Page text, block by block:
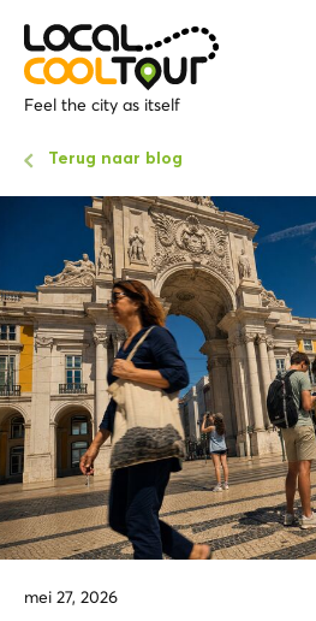
Feel the city as itself
Terug naar blog
mei 27, 2026